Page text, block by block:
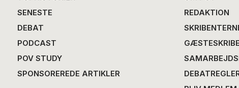
SENESTE
DEBAT
PODCAST
POV STUDY
SPONSOREREDE ARTIKLER
REDAKTION